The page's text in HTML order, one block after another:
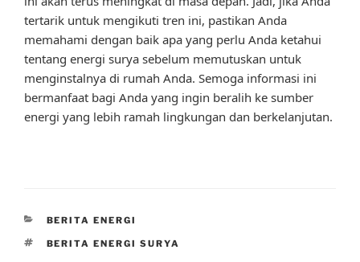
tertarik untuk mengikuti tren ini, pastikan Anda
memahami dengan baik apa yang perlu Anda ketahui
tentang energi surya sebelum memutuskan untuk
menginstalnya di rumah Anda. Semoga informasi ini
bermanfaat bagi Anda yang ingin beralih ke sumber
energi yang lebih ramah lingkungan dan berkelanjutan.
CATEGORIES
BERITA ENERGI
TAGS
BERITA ENERGI SURYA